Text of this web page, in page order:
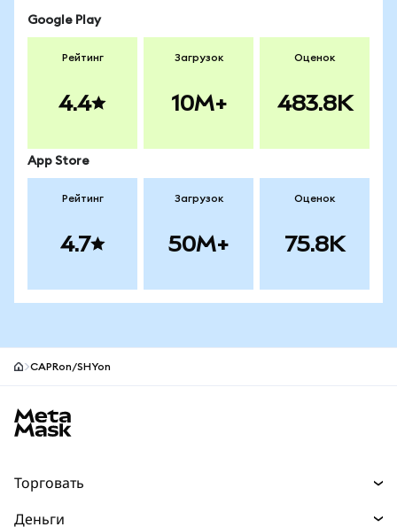
Google Play
Рейтинг
4.4
Загрузок
10M+
Оценок
483.8K
App Store
Рейтинг
4.7
Загрузок
50M+
Оценок
75.8K
CAPRon/SHYon
Торговать
Деньги